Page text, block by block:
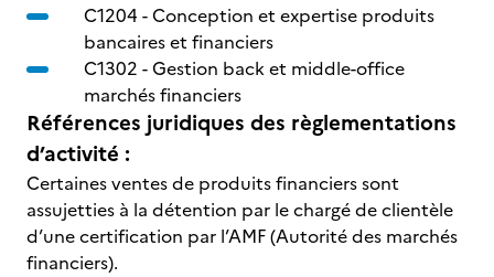
C1204 -Conception et expertise produits
bancaires et financiers
C1302 -Gestion back et middle-office
marchés financiers
Références juridiques des règlementations
d’activité :
Certaines ventes de produits financiers sont
assujetties à la détention par le chargé de clientèle
d’une certification par l’AMF (Autorité des marchés
financiers).